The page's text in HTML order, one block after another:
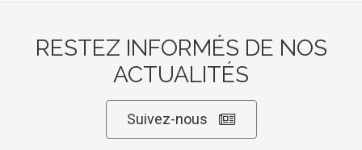
RESTEZ INFORMÉS DE NOS
ACTUALITÉS
Suivez-nous